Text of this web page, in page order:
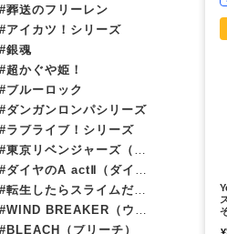
#葬送のフリーレン
#アイカツ！シリーズ
#銀魂
#超かぐや姫！
#ブルーロック
#ダンガンロンパシリーズ
#ラブライブ！シリーズ
#東京リベンジャーズ（東リベ）
#ダイヤのA actⅡ（ダイヤのエース）
#転生したらスライムだった件（転スラ）
#WIND BREAKER（ウィンブレ）
#BLEACH（ブリーチ）